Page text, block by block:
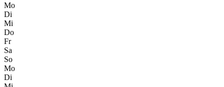
Mo
Di
Mi
Do
Fr
Sa
So
Mo
Di